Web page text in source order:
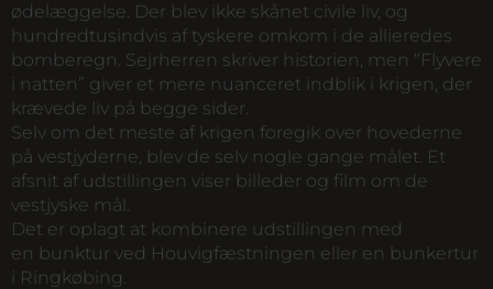
ødelæggelse. Der blev ikke skånet civile liv, og
hundredtusindvis af tyskere omkom i de allieredes
bomberegn. Sejrherren skriver historien, men “Flyvere
i natten” giver et mere nuanceret indblik i krigen, der
krævede liv på begge sider.
Selv om det meste af krigen foregik over hovederne
på vestjyderne, blev de selv nogle gange målet. Et
afsnit af udstillingen viser billeder og film om de
vestjyske mål.
Det er oplagt at kombinere udstillingen med
en bunktur ved Houvigfæstningen eller en bunkertur
i Ringkøbing.